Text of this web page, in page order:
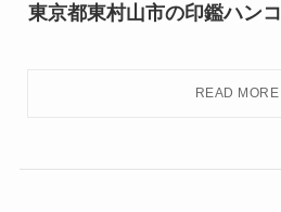
東京都東村山市の印鑑ハンコ